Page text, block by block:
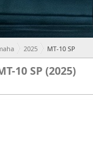
2025 MT-10 SP
10 SP (2025)